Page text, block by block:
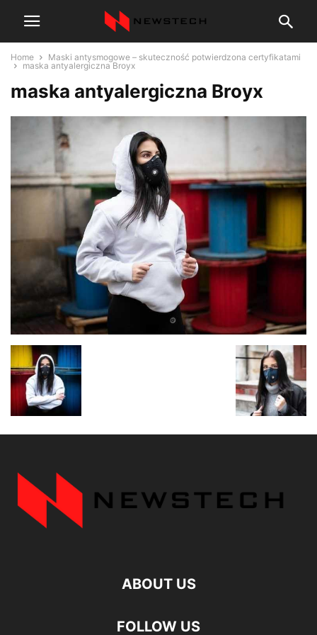
Home
Maski antysmogowe – skuteczność potwierdzona certyfikatami
maska antyalergiczna Broyx
maska antyalergiczna Broyx
ABOUT US
FOLLOW US